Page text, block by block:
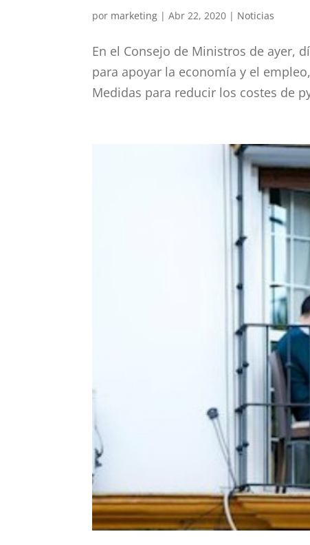
por marketing |Abr 22, 2020 | Noticias
En el Consejo de Ministros de ayer,
para apoyar la economía y el
Medidas para reducir los costes de